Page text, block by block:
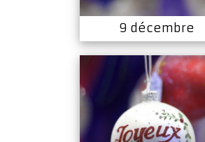
9 décembre